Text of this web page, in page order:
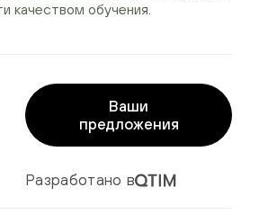
качеством обучения.
Ваши
предложения
Разработано в